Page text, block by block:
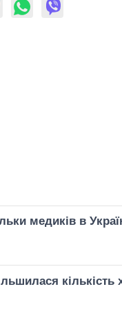
медиків в
кількість